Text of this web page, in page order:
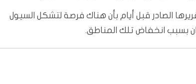
الصادر قبل أيام بأن هناك فرصة لتشكل السيول
بسبب انخفاض تلك المناطق.